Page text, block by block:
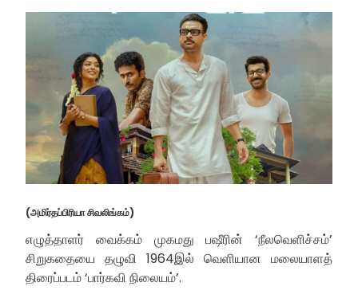
(அமிர்தப்பிரியா சிவலிங்கம்)
எழுத்தாளர் வைக்கம் முகமது பஷீரின் ‘நீலவெளிச்சம்’
சிறுகதையை தழுவி 1964இல் வெளியான மலையாளத்
திரைப்படம் ‘பார்கவி நிலையம்’.